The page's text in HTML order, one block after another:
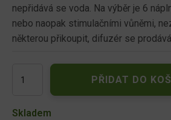
nepřidává se voda. Na výběr je 6
nebo naopak stimulačními vůněmi,
některou přikoupit, difuzér se
difuzér
Mini
PŘIDAT DO
Skladem